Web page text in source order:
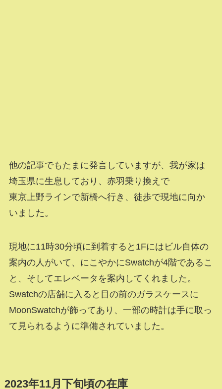
他の記事でもたまに発言していますが、我が家は
埼玉県に生息しており、赤羽乗り換えで
東京上野ラインで新橋へ行き、徒歩で現地に向か
いました。
現地に11時30分頃に到着すると1Fにはビル自体の
案内の人がいて、にこやかにSwatchが4階であるこ
と、そしてエレベータを案内してくれました。
Swatchの店舗に入ると目の前のガラスケースに
MoonSwatchが飾ってあり、一部の時計は手に取っ
て見られるように準備されていました。
2023年11月下旬頃の在庫